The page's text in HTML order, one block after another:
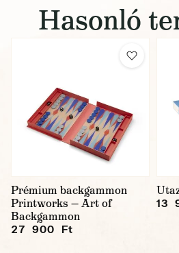
Hasonló
Prémium backgammon
Printworks — Art of
Backgammon
27 900 Ft
13